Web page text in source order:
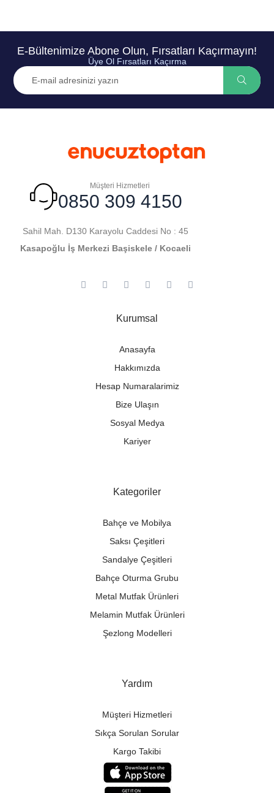
E-Bültenimize Abone Olun, Fırsatları Kaçırmayın!
Üye Ol Fırsatları Kaçırma
Müşteri Hizmetleri
0850 309 4150
Sahil Mah. D130 Karayolu Caddesi No : 45
Kasapoğlu İş Merkezi Başiskele / Kocaeli
Kurumsal
Anasayfa
Hakkımızda
Hesap Numaralarimiz
Bize Ulaşın
Sosyal Medya
Kariyer
Kategoriler
Bahçe ve Mobilya
Saksı Çeşitleri
Sandalye Çeşitleri
Bahçe Oturma Grubu
Metal Mutfak Ürünleri
Melamin Mutfak Ürünleri
Şezlong Modelleri
Yardım
Müşteri Hizmetleri
Sıkça Sorulan Sorular
Kargo Takibi